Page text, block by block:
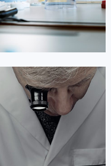
上海浪琴维修
莉森·安吉莉亚
浪琴技师
浪琴维修服务中心
琴保养中心)
高级技师之一
Longines Maintain center